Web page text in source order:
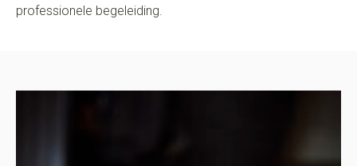
professionele begeleiding.